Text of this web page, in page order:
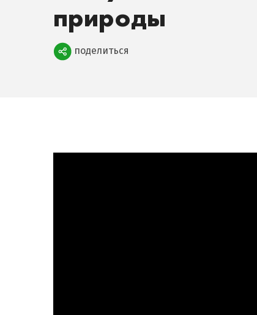
природы
Поделиться
поделиться